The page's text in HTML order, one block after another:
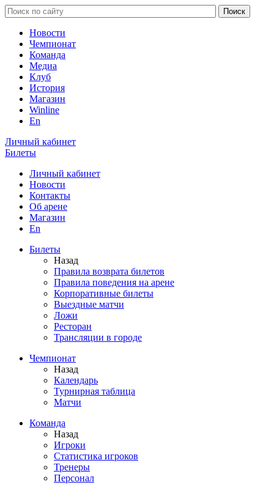
Новости
Чемпионат
Команда
Медиа
Клуб
История
Магазин
Winline
En
Личный кабинет
Билеты
Личный кабинет
Новости
Контакты
Об арене
Магазин
En
Билеты
Назад
Правила возврата билетов
Правила поведения на арене
Корпоративные билеты
Выездные матчи
Ложи
Ресторан
Трансляции в городе
Чемпионат
Назад
Календарь
Турнирная таблица
Матчи
Команда
Назад
Игроки
Статистика игроков
Тренеры
Персонал